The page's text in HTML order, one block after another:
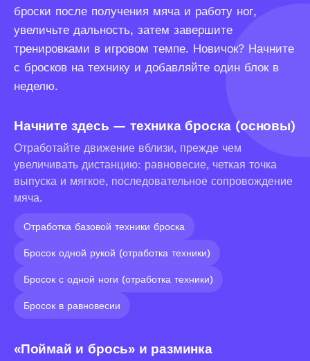
броски после получения мяча и работу ног,
увеличьте дальность, затем завершите
тренировками в игровом темпе. Новичок? Начните
с бросков на технику и добавляйте один блок в
неделю.
Начните здесь — техника броска (основы)
Отработайте движение вблизи, прежде чем
увеличивать дистанцию: равновесие, четкая точка
выпуска и мягкое, последовательное сопровождение
мяча.
Отработка базовой техники броска
Бросок одной рукой (отработка техники)
Бросок с одной ноги (отработка техники)
Бросок в равновесии
«Поймай и брось» и разминка